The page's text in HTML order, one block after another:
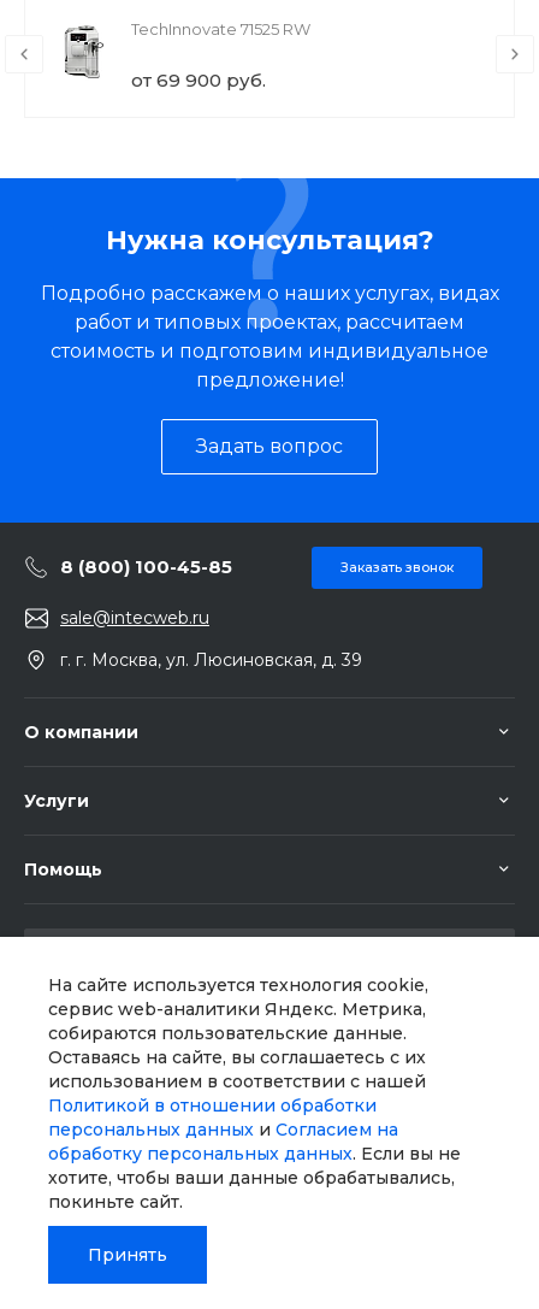
На сайте используется технология cookie,
сервис web-аналитики Яндекс. Метрика,
собираются пользовательские данные.
Оставаясь на сайте, вы соглашаетесь с их
использованием в соответствии с нашей
Политикой в отношении обработки
персональных данных и Согласием на
обработку персональных данных. Если вы не
хотите, чтобы ваши данные обрабатывались,
покиньте сайт.
Принять
TechInnovate 71525 RW
от 69 900 руб.
Нужна консультация?
Подробно расскажем о наших услугах, видах
работ и типовых проектах, рассчитаем
стоимость и подготовим индивидуальное
предложение!
Задать вопрос
8 (800) 100-45-85 Заказать звонок
sale@intecweb.ru
г. г. Москва, ул. Люсиновская, д. 39
О компании
Услуги
Помощь
Мы в соц. сетях
© 2026 Universe, Все права защищены